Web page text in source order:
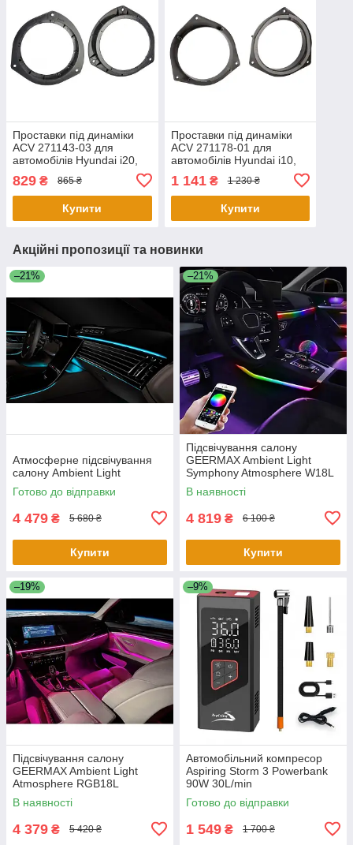
Проставки під динаміки
ACV 271143-03 для
автомобілів Hyundai i20,
829 ₴ 865 ₴
Купити
Проставки під динаміки
ACV 271178-01 для
автомобілів Hyundai i10,
1 141₴ 1 230 ₴
Купити
Акційні пропозиції та новинки
–21%
Атмосферне підсвічування
салону Ambient Light
Готово до відправки
4 479 ₴ 5 680 ₴
Купити
–21%
Підсвічування салону
GEERMAX Ambient Light
Symphony Atmosphere W18L
В наявності
4 819 ₴ 6 100 ₴
Купити
–19%
Підсвічування салону
GEERMAX Ambient Light
Atmosphere RGB18L
В наявності
4 379 ₴ 5 420 ₴
–9%
Автомобільний компресор
Aspiring Storm 3 Powerbank
90W 30L/min
Готово до відправки
1 549 ₴ 1 700 ₴